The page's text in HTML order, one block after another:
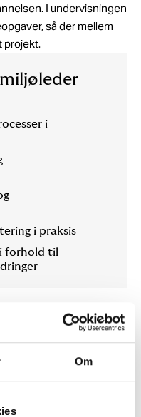
Om
I undervisningen
så der mellem
projekt.
i
i praksis
forhold til
HS
virksomheder og
med